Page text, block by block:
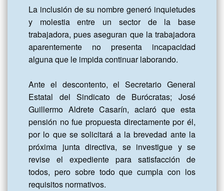
La inclusión de su nombre generó inquietudes
y molestia entre un sector de la base
trabajadora, pues aseguran que la trabajadora
aparentemente no presenta incapacidad
alguna que le impida continuar laborando.
Ante el descontento, el Secretario General
Estatal del Sindicato de Burócratas; José
Guillermo Aldrete Casarín, aclaró que esta
pensión no fue propuesta directamente por él,
por lo que se solicitará a la brevedad ante la
próxima junta directiva, se investigue y se
revise el expediente para satisfacción de
todos, pero sobre todo que cumpla con los
requisitos normativos.